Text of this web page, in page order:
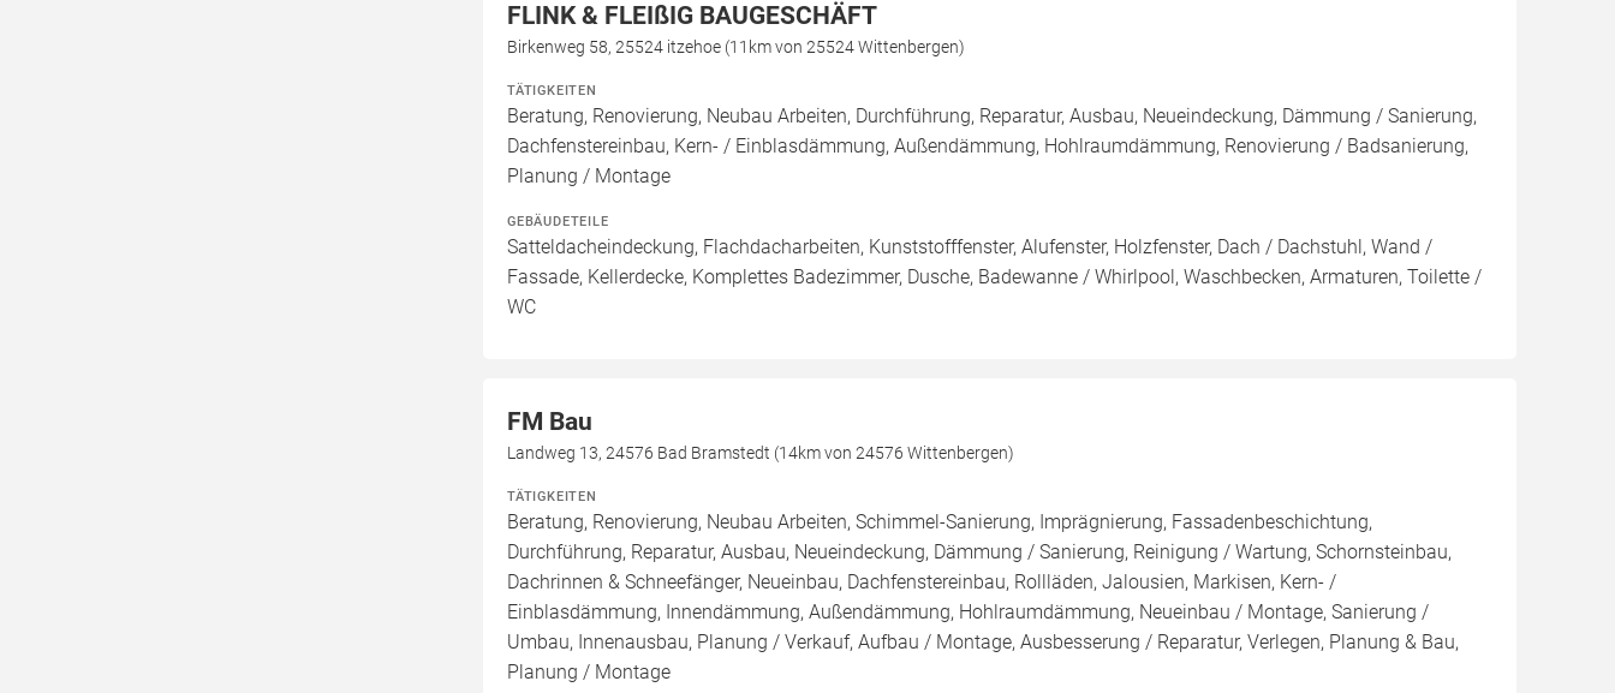
FLINK & FLEIßIG BAUGESCHÄFT
Birkenweg 58, 25524 itzehoe (11km von 25524 Wittenbergen)
TÄTIGKEITEN
Beratung, Renovierung, Neubau Arbeiten, Durchführung, Reparatur, Ausbau, Neueindeckung, Dämmung / Sanierung,
Dachfenstereinbau, Kern- / Einblasdämmung, Außendämmung, Hohlraumdämmung, Renovierung / Badsanierung,
Planung / Montage
GEBÄUDETEILE
Satteldacheindeckung, Flachdacharbeiten, Kunststofffenster, Alufenster, Holzfenster, Dach / Dachstuhl, Wand /
Fassade, Kellerdecke, Komplettes Badezimmer, Dusche, Badewanne / Whirlpool, Waschbecken, Armaturen, Toilette /
WC
FM Bau
Landweg 13, 24576 Bad Bramstedt (14km von 24576 Wittenbergen)
TÄTIGKEITEN
Beratung, Renovierung, Neubau Arbeiten, Schimmel-Sanierung, Imprägnierung, Fassadenbeschichtung,
Durchführung, Reparatur, Ausbau, Neueindeckung, Dämmung / Sanierung, Reinigung / Wartung, Schornsteinbau,
Dachrinnen & Schneefänger, Neueinbau, Dachfenstereinbau, Rollläden, Jalousien, Markisen, Kern- /
Einblasdämmung, Innendämmung, Außendämmung, Hohlraumdämmung, Neueinbau / Montage, Sanierung /
Umbau, Innenausbau, Planung / Verkauf, Aufbau / Montage, Ausbesserung / Reparatur, Verlegen, Planung & Bau,
Planung / Montage